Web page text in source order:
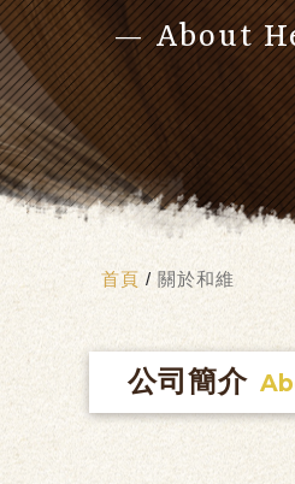
— About
首頁 / 關於和維
公司簡介